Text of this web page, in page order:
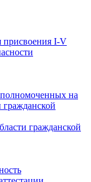
присвоения I-V
на
гражданской
гражданской